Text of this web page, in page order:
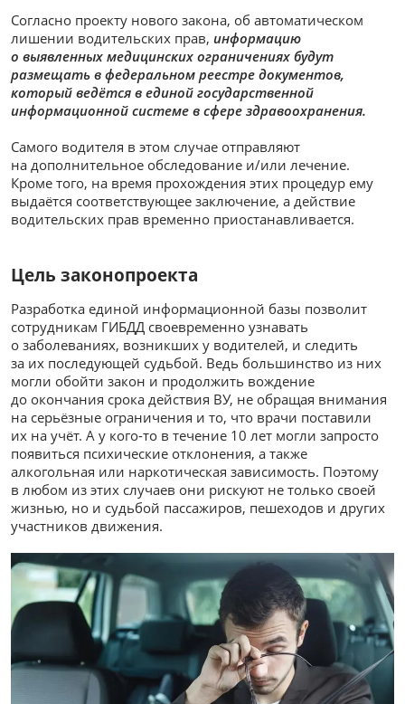
Согласно проекту нового закона, об автоматическом
лишении водительских прав, информацию
о выявленных медицинских ограничениях будут
размещать в федеральном реестре документов,
который ведётся в единой государственной
информационной системе в сфере здравоохранения.
Самого водителя в этом случае отправляют
на дополнительное обследование и/или лечение.
Кроме того, на время прохождения этих процедур ему
выдаётся соответствующее заключение, а действие
водительских прав временно приостанавливается.
Цель законопроекта
Разработка единой информационной базы позволит
сотрудникам ГИБДД своевременно узнавать
о заболеваниях, возникших у водителей, и следить
за их последующей судьбой. Ведь большинство из них
могли обойти закон и продолжить вождение
до окончания срока действия ВУ, не обращая внимания
на серьёзные ограничения и то, что врачи поставили
их на учёт. А у кого-то в течение 10 лет могли запросто
появиться психические отклонения, а также
алкогольная или наркотическая зависимость. Поэтому
в любом из этих случаев они рискуют не только своей
жизнью, но и судьбой пассажиров, пешеходов и других
участников движения.